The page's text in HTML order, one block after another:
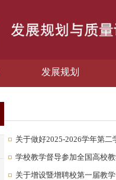
发展规划
关于做好2025-2026学年第
学校教学督导参加全国高校
关于增设暨增聘校第一届教